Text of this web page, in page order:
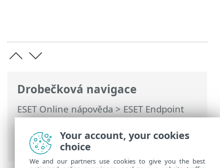
Drobečková navigace
ESET Online nápověda>ESET Endpoint
Security>Rozšířená nastavení>Ochrany
Ochrana poštovních klientů>Ochrana
transportu zpráv> Vyloučené IP adresy
Your account, your cookies
choice
We and our partners use cookies to give you the best